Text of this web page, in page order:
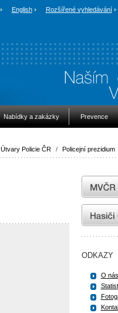
English Rozšířené vyhledávání
Nabídky a zakázky Prevence
Útvary Policie ČR / Policejní prezidium
MVČR
internetové
ODKAZY
O nás